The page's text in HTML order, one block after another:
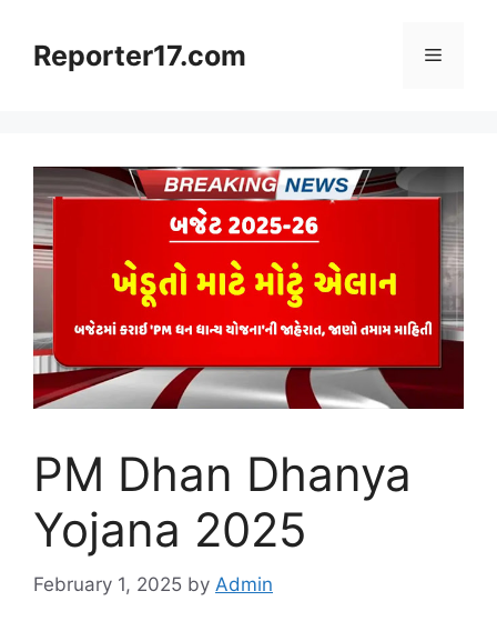
contentReporter17.com Menu
PM Dhan Dhanya
Yojana 2025
February 1, 2025 by Admin